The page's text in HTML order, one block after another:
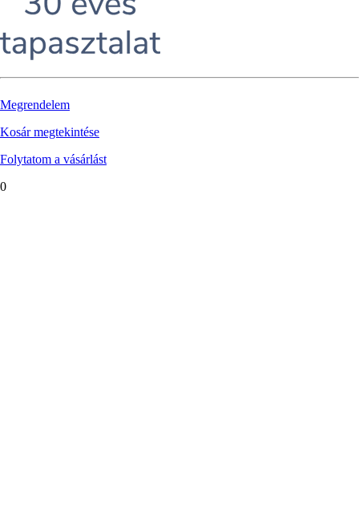
Megrendelem
Kosár megtekintése
Folytatom a vásárlást
0